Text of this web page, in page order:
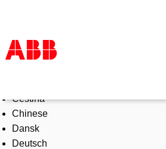
Products & Solutions
Industries
Services
About us
Čeština
Chinese
Dansk
Deutsch